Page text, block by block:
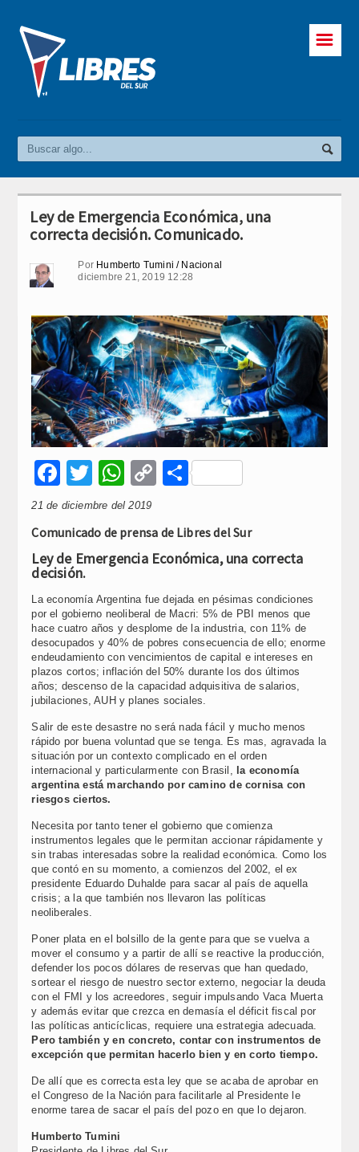
☰
Ley de Emergencia Económica, una
correcta decisión. Comunicado.
Por Humberto Tumini / Nacional
diciembre 21, 2019 12:28
Facebook
Twitter
WhatsApp
CopyCompartir
21 de diciembre del 2019
Comunicado de prensa de Libres del Sur
Ley de Emergencia Económica, una correcta
decisión.
La economía Argentina fue dejada en pésimas condiciones
por el gobierno neoliberal de Macri: 5% de PBI menos que
hace cuatro años y desplome de la industria, con 11% de
desocupados y 40% de pobres consecuencia de ello; enorme
endeudamiento con vencimientos de capital e intereses en
plazos cortos; inflación del 50% durante los dos últimos
años; descenso de la capacidad adquisitiva de salarios,
jubilaciones, AUH y planes sociales.
Salir de este desastre no será nada fácil y mucho menos
rápido por buena voluntad que se tenga. Es mas, agravada la
situación por un contexto complicado en el orden
internacional y particularmente con Brasil, la economía
argentina está marchando por camino de cornisa con
riesgos ciertos.
Necesita por tanto tener el gobierno que comienza
instrumentos legales que le permitan accionar rápidamente y
sin trabas interesadas sobre la realidad económica. Como los
que contó en su momento, a comienzos del 2002, el ex
presidente Eduardo Duhalde para sacar al país de aquella
crisis; a la que también nos llevaron las políticas
neoliberales.
Poner plata en el bolsillo de la gente para que se vuelva a
mover el consumo y a partir de allí se reactive la producción,
defender los pocos dólares de reservas que han quedado,
sortear el riesgo de nuestro sector externo, negociar la deuda
con el FMI y los acreedores, seguir impulsando Vaca Muerta
y además evitar que crezca en demasía el déficit fiscal por
las políticas anticíclicas, requiere una estrategia adecuada.
Pero también y en concreto, contar con instrumentos de
excepción que permitan hacerlo bien y en corto tiempo.
De allí que es correcta esta ley que se acaba de aprobar en
el Congreso de la Nación para facilitarle al Presidente le
enorme tarea de sacar el país del pozo en que lo dejaron.
Humberto Tumini